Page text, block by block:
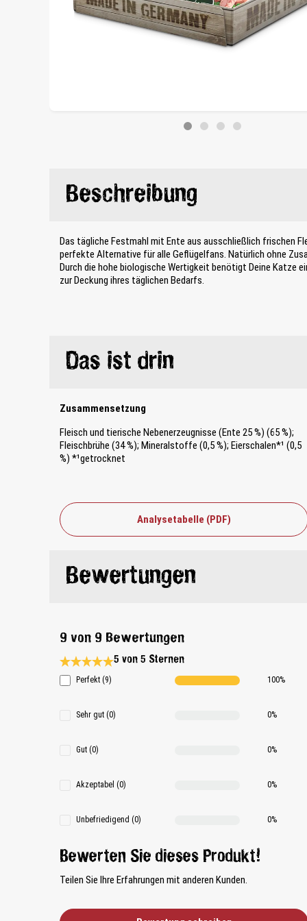
Beschreibung
Das tägliche Festmahl mit Ente aus ausschließlich frischen
perfekte Alternative für alle Geflügelfans. Natürlich ohne
Durch die hohe biologische Wertigkeit benötigt Deine Katze
zur Deckung ihres täglichen Bedarfs.
Das ist drin
Zusammensetzung
Fleisch und tierische Nebenerzeugnisse (Ente 25 %) (65 %);
Fleischbrühe (34 %); Mineralstoffe (0,5 %); Eierschalen*¹ (0,5
%) *¹getrocknet
Analysetabelle (PDF)
Bewertungen
9 von 9 Bewertungen
Durchschnittliche Bewertung 5 von 5 Sternen
5 von 5 Sternen
Perfekt (9) 100%
Sehr gut (0) 0%
Gut (0) 0%
Akzeptabel (0) 0%
Unbefriedigend (0) 0%
Bewerten Sie dieses Produkt!
Teilen Sie Ihre Erfahrungen mit anderen Kunden.